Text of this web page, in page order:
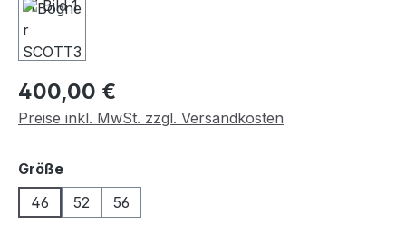
Regulärer Preis:
400,00 €
Preise inkl. MwSt. zzgl. Versandkosten
Größeauswählen
46
52 56